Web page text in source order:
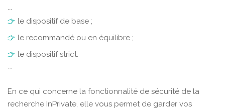
```
le dispositif de base ;
le recommandé ou en équilibre ;
le dispositif strict.
```
En ce qui concerne la fonctionnalité de sécurité de la
recherche InPrivate, elle vous permet de garder vos